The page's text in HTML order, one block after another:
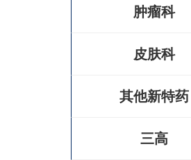
肿瘤科
皮肤科
其他新特药
三高